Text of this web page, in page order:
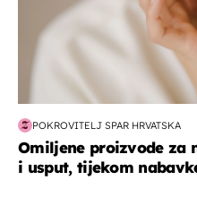
POKROVITELJ SPAR HRVATSKA
Omiljene proizvode za
i usput, tijekom